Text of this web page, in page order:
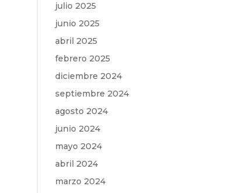
julio 2025
junio 2025
abril 2025
febrero 2025
diciembre 2024
septiembre 2024
agosto 2024
junio 2024
mayo 2024
abril 2024
marzo 2024